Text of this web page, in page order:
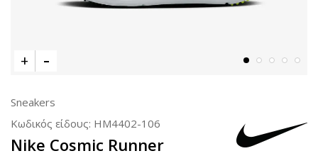
Sneakers
Κωδικός είδους: HM4402-106
Nike Cosmic Runner